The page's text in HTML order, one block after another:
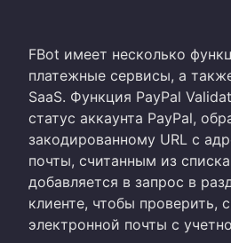
FBot имеет несколько
платежные сервисы, а
SaaS. Функция PayPal
статус аккаунта PayPal,
закодированному URL с
почты, считанным из
добавляется в запрос в
клиенте, чтобы проверить,
электронной почты с